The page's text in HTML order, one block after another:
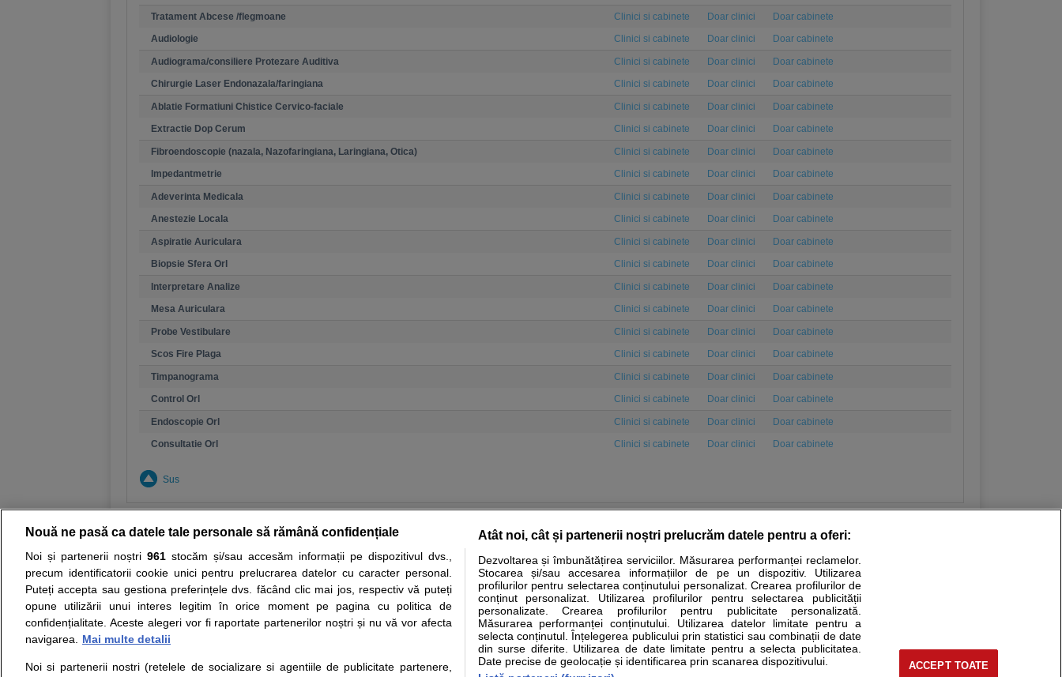
Tratament Abcese /flegmoane Clinici si cabinete Doar clinici
Doar cabinete
Audiologie
Clinici si cabinete Doar clinici Doar cabinete
Audiograma/consiliere Protezare Auditiva Clinici si cabinete Doar clinici
Doar cabinete
Chirurgie Laser Endonazala/faringiana
Clinici si cabinete Doar clinici Doar cabinete
Ablatie Formatiuni Chistice Cervico-faciale Clinici si cabinete Doar clinici
Doar cabinete
Extractie Dop Cerum
Clinici si cabinete Doar clinici Doar cabinete
Fibroendoscopie (nazala, Nazofaringiana, Laringiana, Otica) Clinici si cabinete Doar clinici
Doar cabinete
Impedantmetrie
Clinici si cabinete Doar clinici Doar cabinete
Adeverinta Medicala Clinici si cabinete Doar clinici
Doar cabinete
Anestezie Locala
Clinici si cabinete Doar clinici Doar cabinete
Aspiratie Auriculara Clinici si cabinete Doar clinici
Doar cabinete
Biopsie Sfera Orl
Clinici si cabinete Doar clinici Doar cabinete
Interpretare Analize Clinici si cabinete Doar clinici
Doar cabinete
Mesa Auriculara
Clinici si cabinete Doar clinici Doar cabinete
Probe Vestibulare Clinici si cabinete Doar clinici
Doar cabinete
Scos Fire Plaga
Clinici si cabinete Doar clinici Doar cabinete
Timpanograma Clinici si cabinete Doar clinici
Doar cabinete
Control Orl
Clinici si cabinete Doar clinici Doar cabinete
Endoscopie Orl Clinici si cabinete Doar clinici
Doar cabinete
Consultatie Orl
Clinici si cabinete Doar clinici Doar cabinete
Sus
Resurse: Autoevaluare simptome Interpretare analize Specialitati medicale Boli si afectiuni Calculatoare Stiri medicale
Opiniile avizate ale medicilor, sfaturile si orice alte informatii despre sanatate disponibile pe sfatulmedicului.ro au scop informativ si educational. Ele nu pot substitui consultul medical direct si
nici diagnosticul stabilit in urma investigatiilor si analizelor medicale. Va sfatuim, ca pe langa informatia primita pe sfatulmedicului.ro sa consultati fie medicul Dvs., fie unul dintre medicii pe care
ii punem la dispozitie pentru programare in sistemul de programari la medic Clickmed.
Despre noi Legal Drepturile consumatorului Parteneri
Nouă ne pasă ca datele tale personale să rămână confidențiale
Noi și partenerii noștri 961stocăm și/sau accesăm informații pe dispozitivul dvs.,
precum identificatorii cookie unici pentru prelucrarea datelor cu caracter personal.
Puteți accepta sau gestiona preferințele dvs. făcând clic mai jos, respectiv vă puteți
opune utilizării unui interes legitim în orice moment pe pagina cu politica de
confidențialitate. Aceste alegeri vor fi raportate partenerilor noștri și nu vă vor afecta
navigarea.
Mai multe detalii
Noi si partenerii nostri (retelele de socializare si agentiile de publicitate partenere,
Atât noi, cât și partenerii noștri prelucrăm datele pentru a oferi:
Dezvoltarea și îmbunătățirea serviciilor. Măsurarea performanței reclamelor.
Stocarea și/sau accesarea informațiilor de pe un dispozitiv. Utilizarea
profilurilor pentru selectarea conținutului personalizat. Crearea profilurilor de
conținut personalizat. Utilizarea profilurilor pentru selectarea publicității
personalizate. Crearea profilurilor pentru publicitate personalizată.
Măsurarea performanței conținutului. Utilizarea datelor limitate pentru a
selecta conținutul. Înțelegerea publicului prin statistici sau combinații de date
din surse diferite. Utilizarea de date limitate pentru a selecta publicitatea.
Date precise de geolocație și identificarea prin scanarea dispozitivului.
ACCEPT TOATE